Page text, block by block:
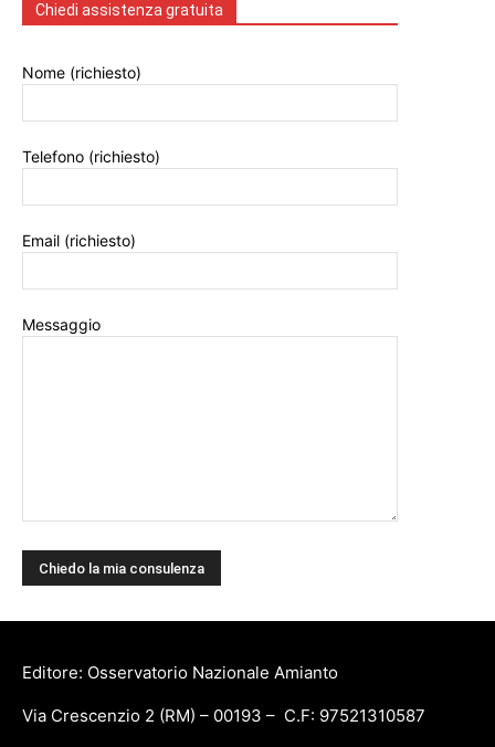
Chiedi assistenza gratuita
Nome (richiesto)
Telefono (richiesto)
Email (richiesto)
Messaggio
Editore: Osservatorio Nazionale Amianto
Via Crescenzio 2 (RM) – 00193 – C.F: 97521310587